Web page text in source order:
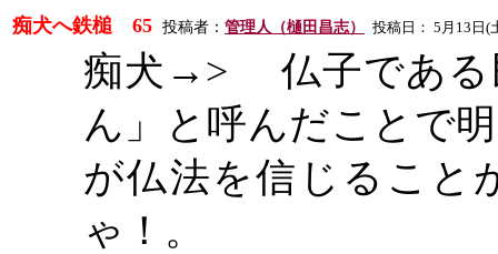
痴犬へ鉄槌 65 投稿者： 管理人（樋田昌志） 投稿日： 5 月 13 日 (
痴犬 →> 仏子である
ん」と呼んだことで
が仏法を信じること
ゃ！。